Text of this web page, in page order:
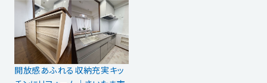
開放感あふれる収納充実キッ